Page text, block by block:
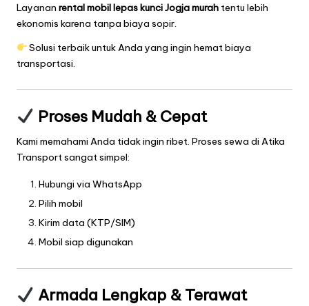
Layanan rental mobil lepas kunci Jogja murah tentu lebih
ekonomis karena tanpa biaya sopir.
Solusi terbaik untuk Anda yang ingin hemat biaya
transportasi.
Proses Mudah & Cepat
Kami memahami Anda tidak ingin ribet. Proses sewa di Atika
Transport sangat simpel:
Hubungi via WhatsApp
Pilih mobil
Kirim data (KTP/SIM)
Mobil siap digunakan
Armada Lengkap & Terawat